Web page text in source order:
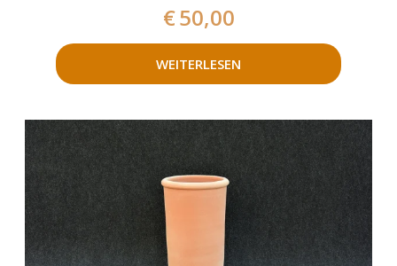
€50,00
WEITERLESEN